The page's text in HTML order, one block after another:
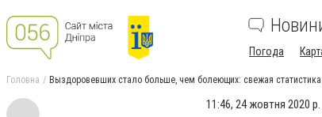
Погода
Головна Выздоровевших стало больше, чем болеющих: свежая
11:46, 24 жовтня 2020 р.